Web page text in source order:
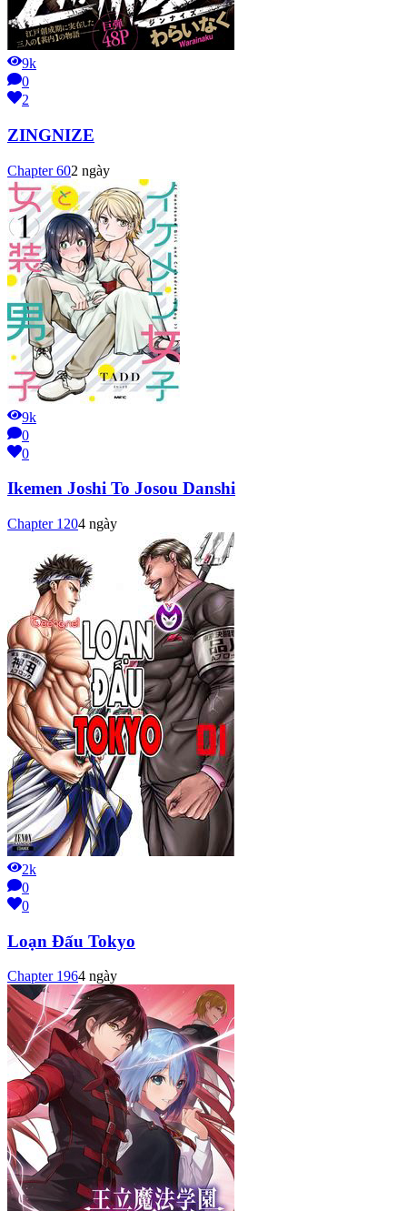
9k
0
2
ZINGNIZE
Chapter602 ngày
9k
0
0
Ikemen Joshi To Josou Danshi
Chapter 1204 ngày
2k
0
0
Loạn Đấu Tokyo
Chapter 1964 ngày